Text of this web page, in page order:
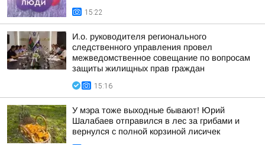
15:22
И.о. руководителя регионального
следственного управления провел
межведомственное совещание по вопросам
защиты жилищных прав граждан
15:16
У мэра тоже выходные бывают! Юрий
Шалабаев отправился в лес за грибами и
вернулся с полной корзиной лисичек